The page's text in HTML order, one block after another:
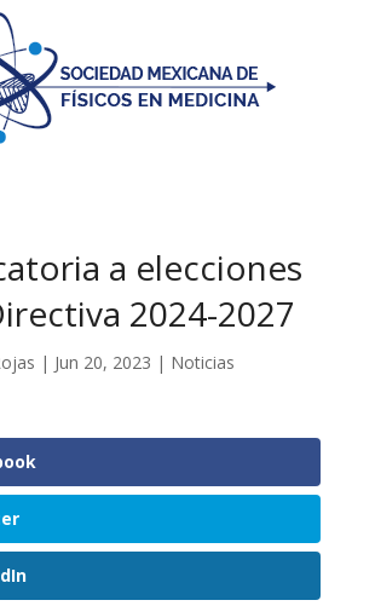
a elecciones
2024-2027
| Jun 20, 2023 | Noticias